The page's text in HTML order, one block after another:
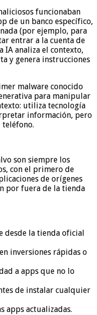
funcionaban
de un banco específico,
(por ejemplo, para
entrar a la cuenta de
IA analiza el contexto,
y genera instrucciones
malware conocido
para manipular
utiliza tecnología
información, pero
son siempre los
con el primero de
de orígenes
por fuera de la tienda
desde la tienda oficial
inversiones rápidas o
a apps que no lo
de instalar cualquier
apps actualizadas.